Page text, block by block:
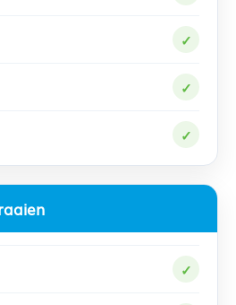
✓
✓
✓
✓